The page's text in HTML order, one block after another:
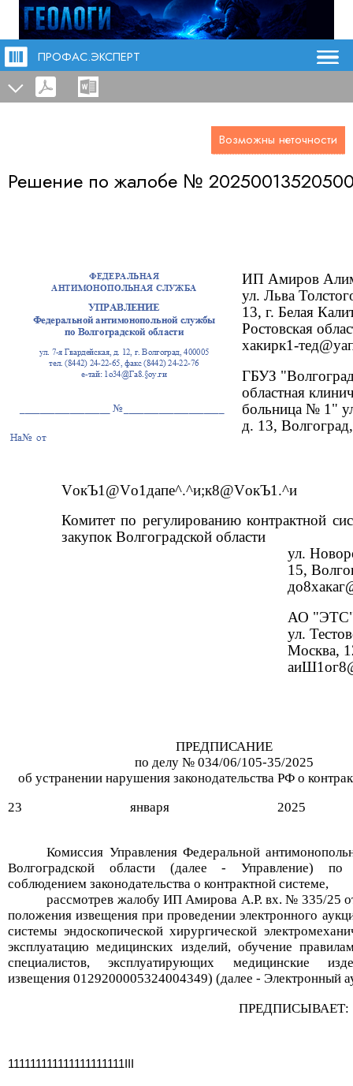
ПРОФАС.ЭКСПЕРТ
Возможны неточности
Решение по жалобе №
ИП Амиров
ул. Льва
13, г. Белая
Ростовская
хакирк1-
ГБУЗ
областная
больница № 1"
д. 13,
VокЪ1@Vо1дапе^.^и;к8@VокЪ1.^и
Комитет по регулированию контрактной
закупок Волгоградской области
ул.
15,
АО
ул.
Москва,
ПРЕДПИСАНИЕ
по делу № 034/06/105-35/2025
об устранении нарушения законодательства РФ о
23 января 2025
Комиссия Управления Федеральной
Волгоградской области (далее - Управление)
соблюдением законодательства о контрактной системе,
рассмотрев жалобу ИП Амирова А.Р. вх. № 335/25
положения извещения при проведении электронного
системы эндоскопической хирургической
эксплуатацию медицинских изделий, обучение
специалистов, эксплуатирующих медицинские
извещения 0129200005324004349) (далее - Электронный
ПРЕДПИСЫВАЕТ:
111111111111111111111III